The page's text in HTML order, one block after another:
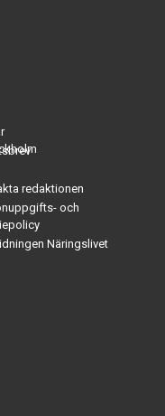
redaktionen
och
Näringslivet